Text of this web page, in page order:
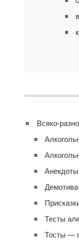
Всяко-разно
Анекдоты
Тесты
Тосты —